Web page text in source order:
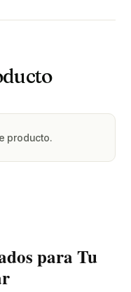
producto.
para Tu